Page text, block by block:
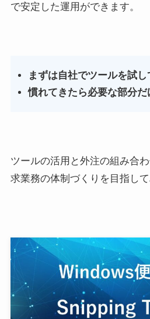
で安定した運用ができます。
まずは自社でツールを試し
慣れてきたら必要な部分だ
ツールの活用と外注の組み合
求業務の体制づくりを目指し